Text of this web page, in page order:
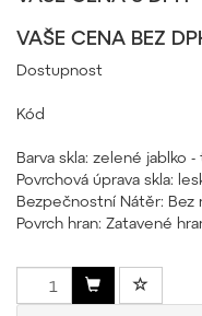
VAŠE CENA BEZ
Dostupnost
Kód
Barva skla: zelené jablko
Povrchová úprava skla:
Bezpečnostní Nátěr: Bez
Povrch hran: Zatavené